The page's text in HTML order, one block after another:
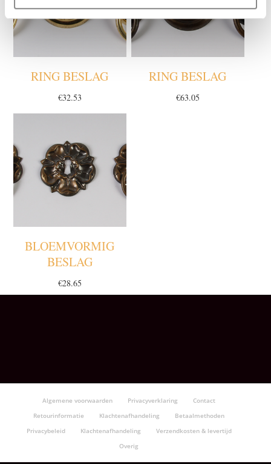
RING BESLAG
€32.53
RING BESLAG
€63.05
BLOEMVORMIG
BESLAG
€28.65
Algemene voorwaarden Privacyverklaring
Contact
Retourinformatie
Klachtenafhandeling
Betaalmethoden
Privacybeleid
Klachtenafhandeling
Verzendkosten & levertijd
Overig